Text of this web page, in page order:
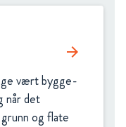
arrow_forward
vært bygge-
når det
og flate